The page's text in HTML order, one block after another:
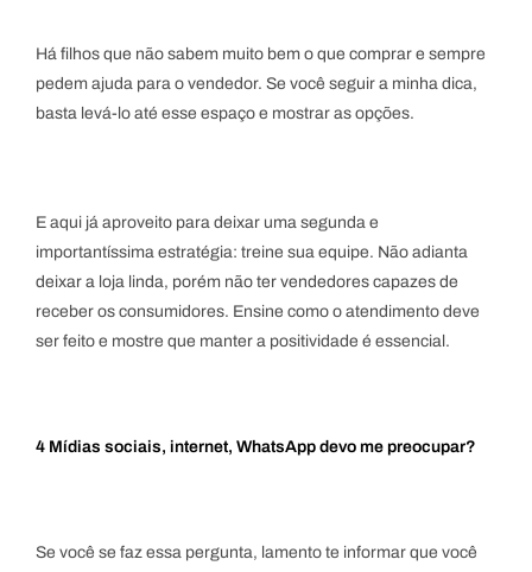
Há filhos que não sabem muito bem o que comprar e sempre
pedem ajuda para o vendedor. Se você seguir a minha dica,
basta levá-lo até esse espaço e mostrar as opções.
E aqui já aproveito para deixar uma segunda e
importantíssima estratégia: treine sua equipe. Não adianta
deixar a loja linda, porém não ter vendedores capazes de
receber os consumidores. Ensine como o atendimento deve
ser feito e mostre que manter a positividade é essencial.
4 Mídias sociais, internet, WhatsApp devo me preocupar?
Se você se faz essa pergunta, lamento te informar que você